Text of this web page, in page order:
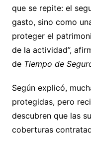
que se repite: el
gasto, sino como
proteger el
de la actividad”,
de Tiempo de
Según explicó,
protegidas, pero
descubren que las
coberturas